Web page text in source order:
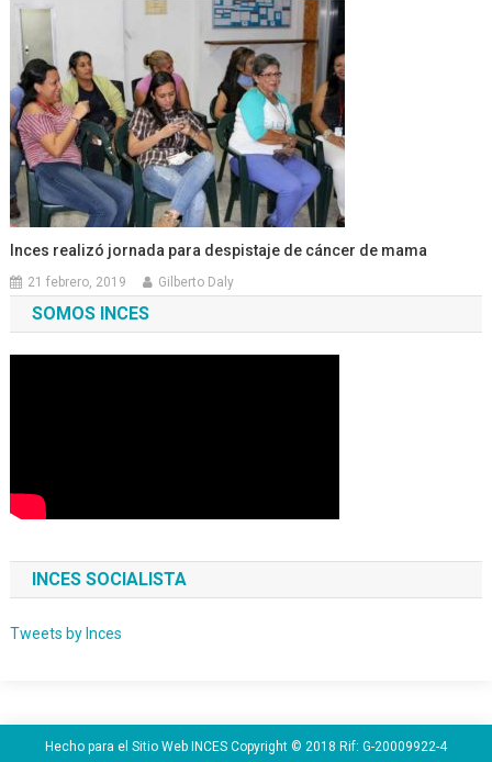
Inces realizó jornada para despistaje de cáncer de mama
21 febrero, 2019 Gilberto Daly
SOMOS INCES
INCES SOCIALISTA
Tweets by Inces
Hecho para el Sitio Web INCES Copyright © 2018 Rif: G-20009922-4